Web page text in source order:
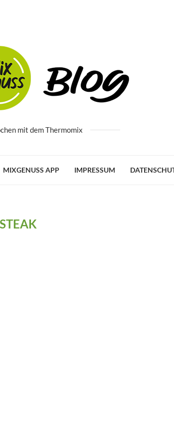
mit dem Thermomix
MIXGENUSS APP IMPRESSUM